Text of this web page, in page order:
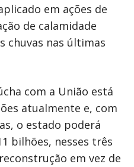
em ações de
de calamidade
chuvas nas últimas
com a União está
atualmente e, com
o estado poderá
bilhões, nesses três
em vez de